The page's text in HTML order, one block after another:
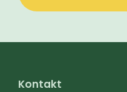
Kontakt